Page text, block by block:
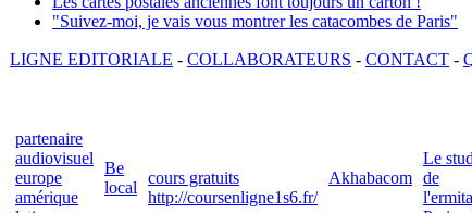
"Suivez-moi, je vais vous montrer les catacombes de Paris"
LIGNE EDITORIALE - COLLABORATEURS - CONTACT -
partenaire
audiovisuel
europe
amérique
Be
local
cours gratuits
http://coursenligne1s6.fr/
Akhabacom
Le
de